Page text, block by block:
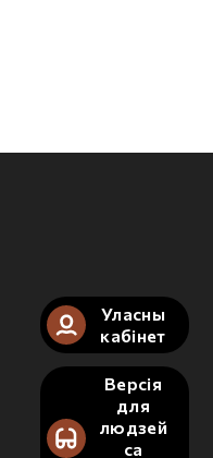
Уласны
кабінет
Версія
для
людзей
са